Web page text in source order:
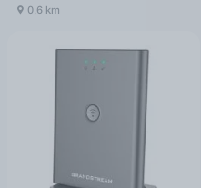
0,6 km